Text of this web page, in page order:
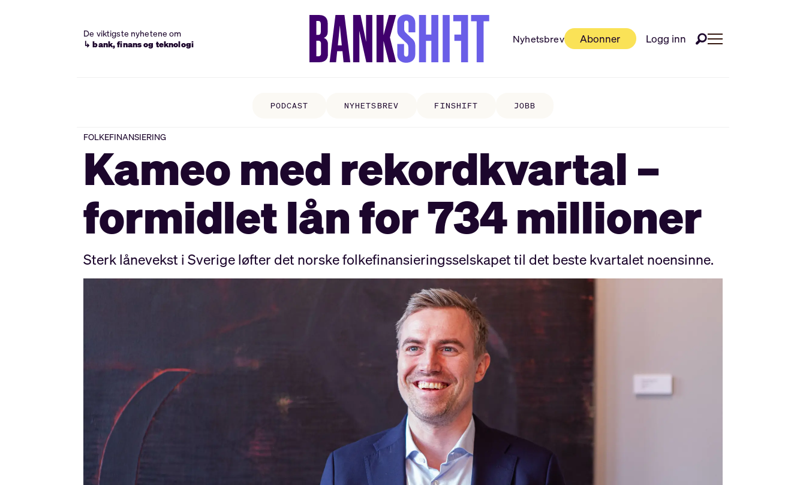
De viktigste nyhetene om
↳ bank, finans og teknologi
Nyhetsbrev Abonner Logg inn
PODCAST NYHETSBREV FINSHIFT JOBB
FOLKEFINANSIERING
Kameo med rekordkvartal –
formidlet lån for 734 millioner
Sterk lånevekst i Sverige løfter det norske folkefinansieringsselskapet til det beste kvartalet noensinne.